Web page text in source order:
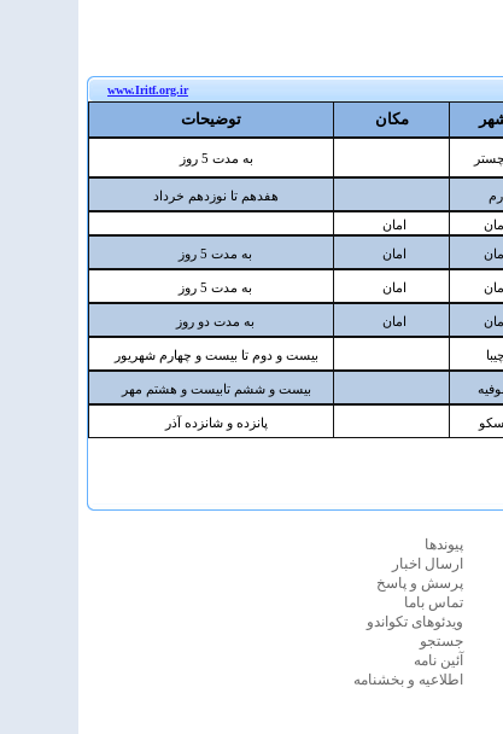
پيوندها
ارسال اخبار
پرسش و پاسخ
تماس باما
ویدئوهای تکواندو
جستجو
آئين نامه
اطلاعیه و بخشنامه